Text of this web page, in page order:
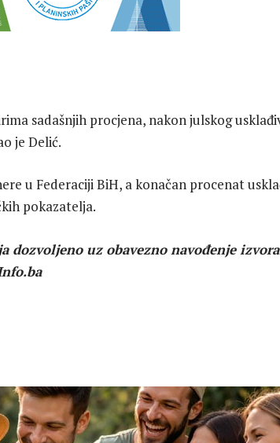
sadašnjih procjena, nakon julskog
je Delić.
u Federaciji BiH, a konačan procenat
pokazatelja.
dozvoljeno uz obavezno navođenje